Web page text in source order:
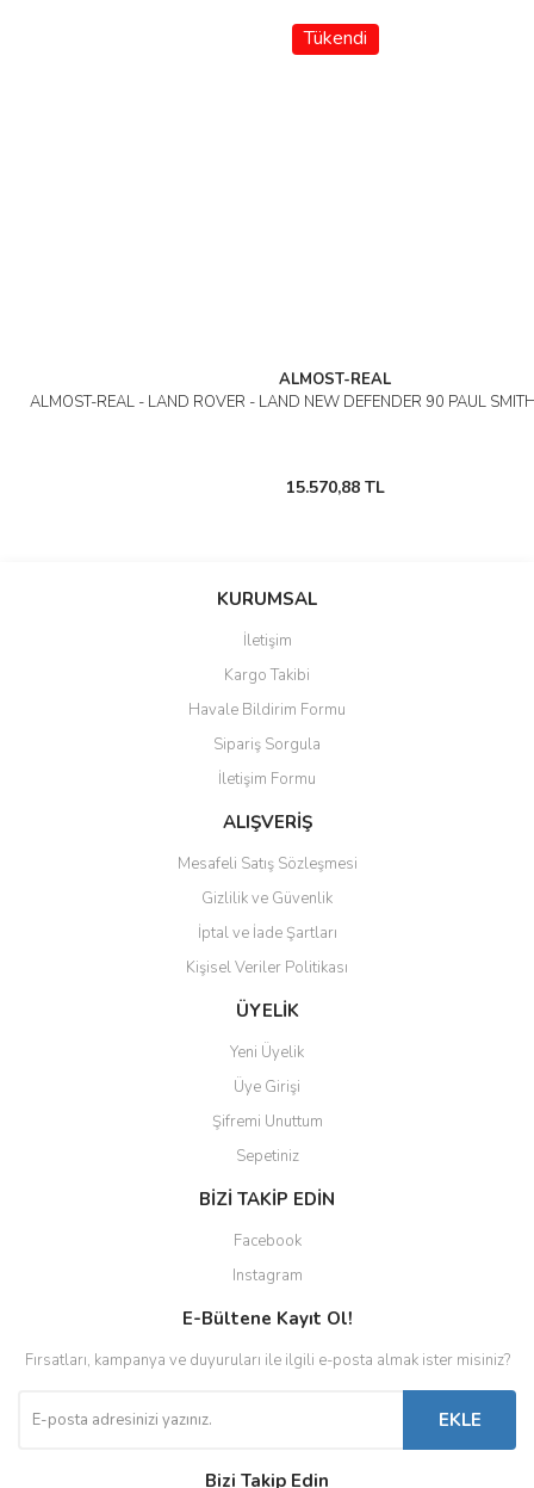
Tükendi
ALMOST-REAL
ALMOST-REAL - LAND ROVER - LAND NEW DEFENDER 90 PAUL
15.570,88 TL
KURUMSAL
İletişim
Kargo Takibi
Havale Bildirim Formu
Sipariş Sorgula
İletişim Formu
ALIŞVERİŞ
Mesafeli Satış Sözleşmesi
Gizlilik ve Güvenlik
İptal ve İade Şartları
Kişisel Veriler Politikası
ÜYELİK
Yeni Üyelik
Üye Girişi
Şifremi Unuttum
Sepetiniz
BİZİ TAKİP EDİN
Facebook
Instagram
E-Bültene Kayıt Ol!
Fırsatları, kampanya ve duyuruları ile ilgili e-posta almak ister misiniz?
EKLE
Bizi Takip Edin